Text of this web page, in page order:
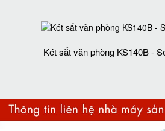
Két sắt văn phòng KS140B -